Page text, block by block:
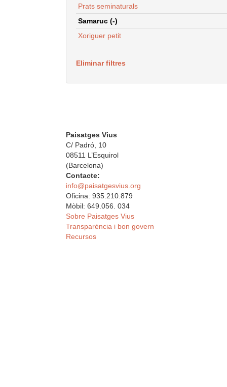
Prats seminaturals
Samaruc (-)
Xoriguer petit
Eliminar filtres
Paisatges Vius
C/ Padró, 10
08511 L’Esquirol
(Barcelona)
Contacte:
info@paisatgesvius.org
Oficina: 935.210.879
Mòbil: 649.056. 034
Sobre Paisatges Vius
Transparència i bon govern
Recursos